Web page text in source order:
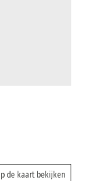
de kaart bekijken